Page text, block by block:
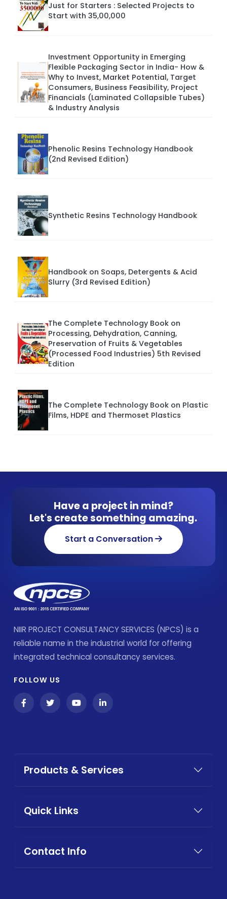
Just for Starters : Selected Projects to
Start with 35,00,000
Investment Opportunity in Emerging
Flexible Packaging Sector in India- How &
Why to Invest, Market Potential, Target
Consumers, Business Feasibility, Project
Financials (Laminated Collapsible Tubes)
& Industry Analysis
Phenolic Resins Technology Handbook
(2nd Revised Edition)
Synthetic Resins Technology Handbook
Handbook on Soaps, Detergents & Acid
Slurry (3rd Revised Edition)
The Complete Technology Book on
Processing, Dehydration, Canning,
Preservation of Fruits & Vegetables
(Processed Food Industries) 5th Revised
Edition
The Complete Technology Book on Plastic
Films, HDPE and Thermoset Plastics
Have a project in mind?
Let's create something amazing.
Start a Conversation
NIIR PROJECT CONSULTANCY SERVICES (NPCS) is a
reliable name in the industrial world for offering
integrated technical consultancy services.
FOLLOW US
Products & Services
Quick Links
Contact Info